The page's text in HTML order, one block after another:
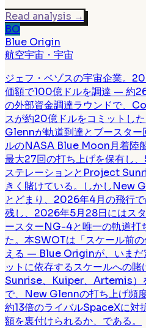
Read analysis →
BO
Blue Origin
航空宇宙・宇宙
ジェフ・ベゾスの宇宙企業。
価額で100億ドルを調達 — 約
の外部資金調達ラウンドで、
スが約20億ドルをコミットし
Glennが軌道到達とブースタ
ルのNASA Blue Moon月着陸
最大27回の打ち上げを保有し
ステレーションとProject
きく賭けている。しかしNew
とどまり、2026年4月の飛行
残し、2026年5月28日にはス
ースターNG-4と唯一の軌道打
た。本SWOTは「スケール前
える — Blue Originが、いまだ
ットに依存するスケールへの
Sunrise、Kuiper、Artemis）
で、New Glennの打ち上げ頻
約13倍のライバルSpaceXに対
額を裏付けられるか、である。